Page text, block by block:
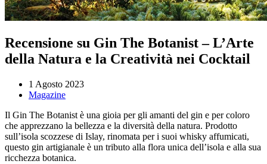
Recensione su Gin The Botanist – L’Arte
della Natura e la Creatività nei Cocktail
1 Agosto 2023
Magazine
Il Gin The Botanist è una gioia per gli amanti del gin e per coloro
che apprezzano la bellezza e la diversità della natura. Prodotto
sull’isola scozzese di Islay, rinomata per i suoi whisky affumicati,
questo gin artigianale è un tributo alla flora unica dell’isola e alla sua
ricchezza botanica.